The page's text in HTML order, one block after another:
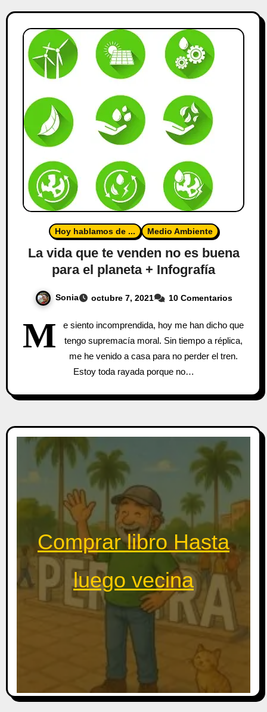
Hoy hablamos de ... Medio Ambiente
La vida que te venden no es buena
para el planeta + Infografía
Sonia octubre 7, 2021 10 Comentarios
M
e siento incomprendida, hoy me han dicho que
tengo supremacía moral. Sin tiempo a réplica,
me he venido a casa para no perder el tren.
Estoy toda rayada porque no…
Comprar libro Hasta
luego vecina